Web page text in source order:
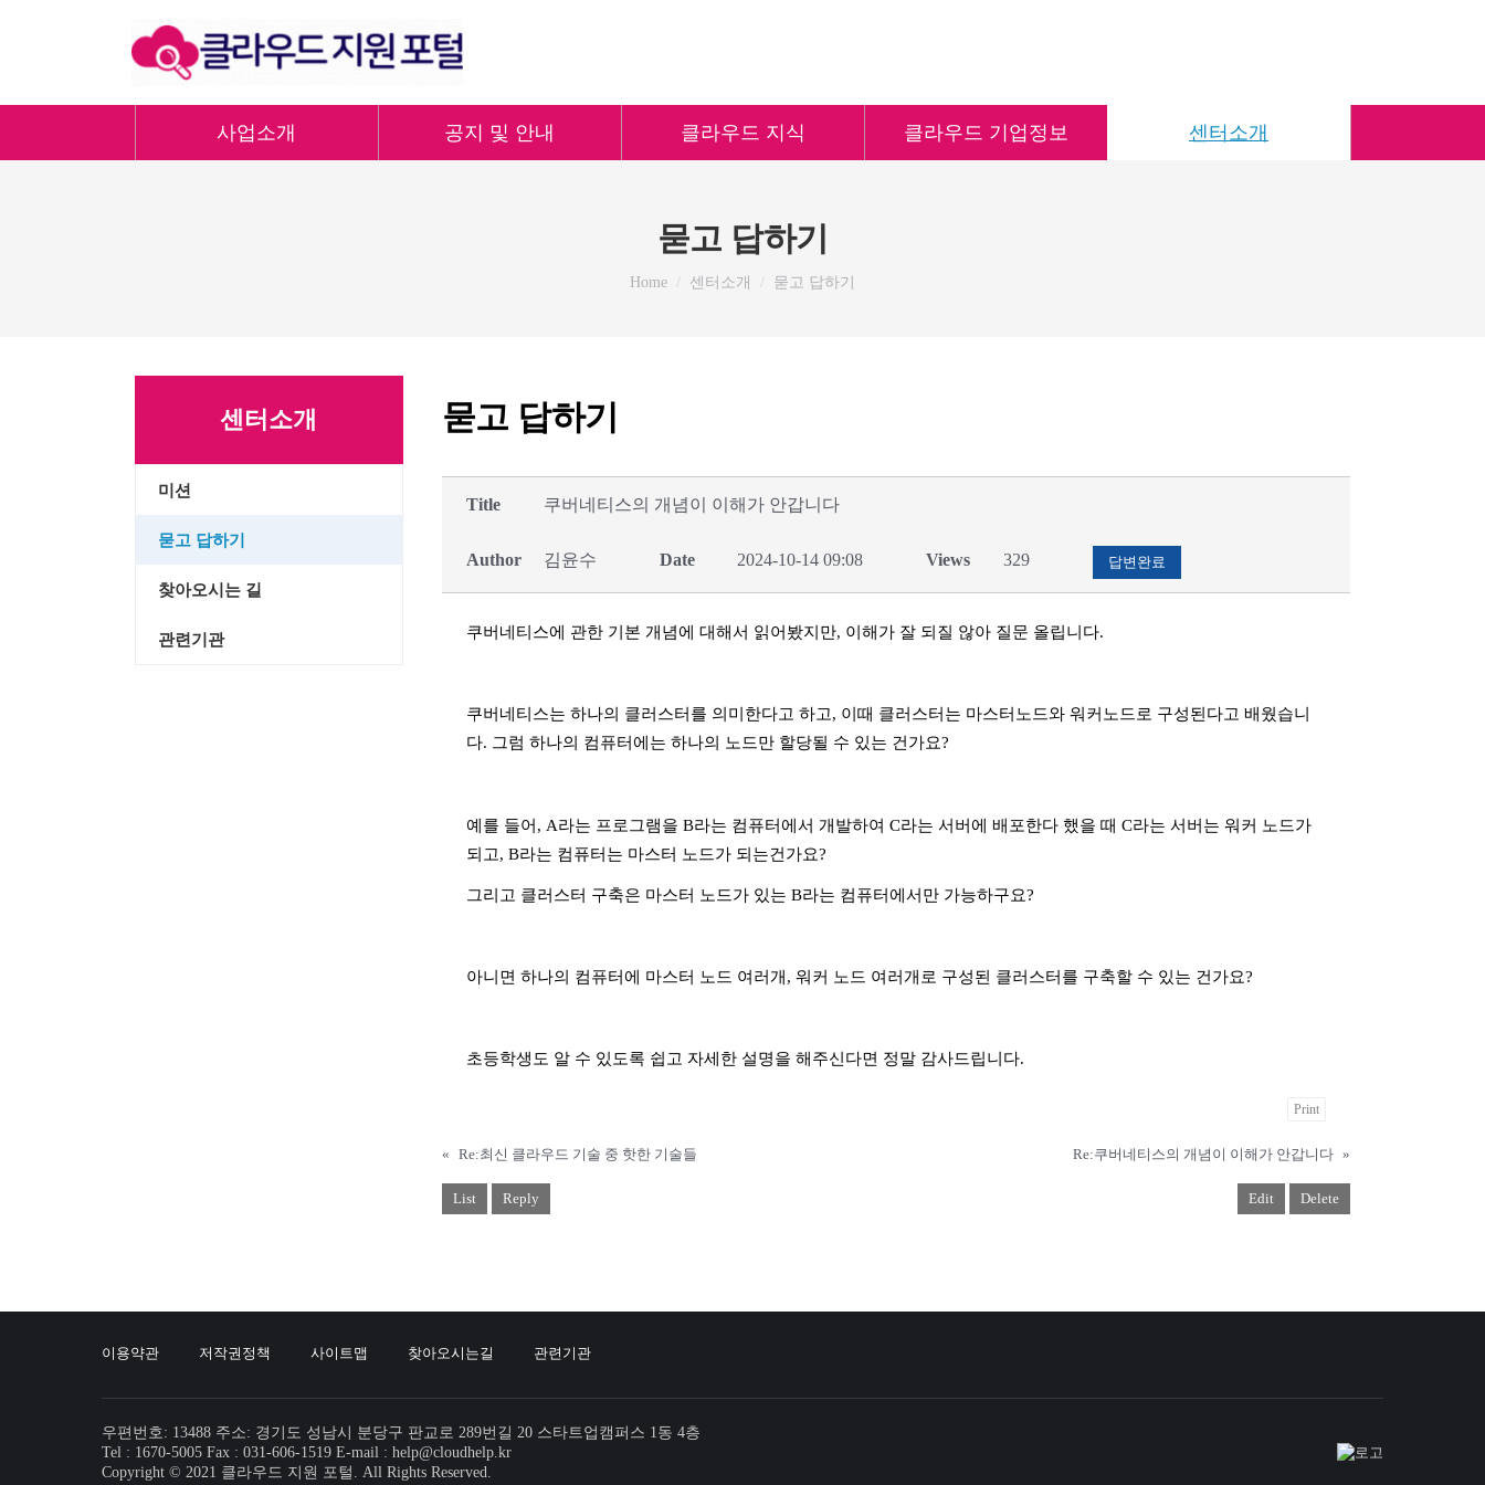
사업소개 공지 및 안내 클라우드 지식 클라우드 기업정보 센터소개
묻고 답하기
You are here:
Home 센터소개 묻고 답하기
묻고 답하기
Title 쿠버네티스의 개념이 이해가 안갑니다
Author 김윤수 Date 2024-10-14 09:08 Views 329 답변완료
쿠버네티스에 관한 기본 개념에 대해서 읽어봤지만, 이해가 잘 되질 않아 질문 올립니다.
쿠버네티스는 하나의 클러스터를 의미한다고 하고, 이때 클러스터는 마스터노드와 워커노드로 구성된다고 배웠습니
다. 그럼 하나의 컴퓨터에는 하나의 노드만 할당될 수 있는 건가요?
예를 들어, A라는 프로그램을 B라는 컴퓨터에서 개발하여 C라는 서버에 배포한다 했을 때 C라는 서버는 워커 노드가
되고, B라는 컴퓨터는 마스터 노드가 되는건가요?
그리고 클러스터 구축은 마스터 노드가 있는 B라는 컴퓨터에서만 가능하구요?
아니면 하나의 컴퓨터에 마스터 노드 여러개 , 워커 노드 여러개로 구성된 클러스터를 구축할 수 있는 건가요?
초등학생도 알 수 있도록 쉽고 자세한 설명을 해주신다면 정말 감사드립니다.
Print
« Re:최신 클라우드 기술 중 핫한 기술들 Re:쿠버네티스의 개념이 이해가 안갑니다 »
List Reply Edit Delete
센터소개
미션
묻고 답하기
찾아오시는 길
관련기관
이용약관 저작권정책 사이트맵 찾아오시는길 관련기관
우편번호: 13488 주소: 경기도 성남시 분당구 판교로 289번길 20 스타트업캠퍼스 1동 4층
Tel : 1670-5005 Fax : 031-606-1519 E-mail : help@cloudhelp.kr
Copyright © 2021 클라우드 지원 포털. All Rights Reserved.